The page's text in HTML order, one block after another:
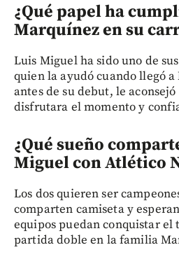
¿Qué papel ha
Marquínez en su
Luis Miguel ha sido uno de
quien la ayudó cuando llegó
antes de su debut, le
disfrutara el momento y
¿Qué sueño
Miguel con Atlético
Los dos quieren ser
comparten camiseta y
equipos puedan conquistar
partida doble en la familia